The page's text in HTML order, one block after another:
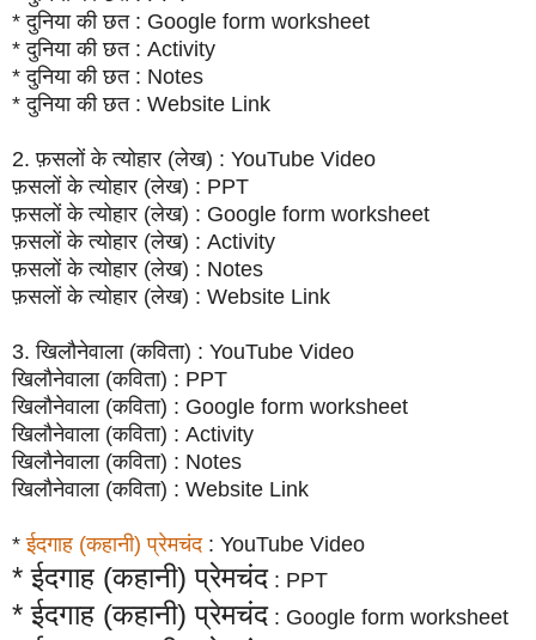
* दुनिया की छत : Google form worksheet
* दुनिया की छत : Activity
* दुनिया की छत : Notes
* दुनिया की छत : Website Link
2. फ़सलों के त्योहार (लेख) : YouTube Video
फ़सलों के त्योहार (लेख) : PPT
फ़सलों के त्योहार (लेख) : Google form worksheet
फ़सलों के त्योहार (लेख) : Activity
फ़सलों के त्योहार (लेख) : Notes
फ़सलों के त्योहार (लेख) : Website Link
3. खिलौनेवाला (कविता) : YouTube Video
खिलौनेवाला (कविता) : PPT
खिलौनेवाला (कविता) : Google form worksheet
खिलौनेवाला (कविता) : Activity
खिलौनेवाला (कविता) : Notes
खिलौनेवाला (कविता) : Website Link
*ईदगाह (कहानी) प्रेमचंद: YouTube Video
* ईदगाह (कहानी) प्रेमचंद: PPT
* ईदगाह (कहानी) प्रेमचंद: Google form worksheet